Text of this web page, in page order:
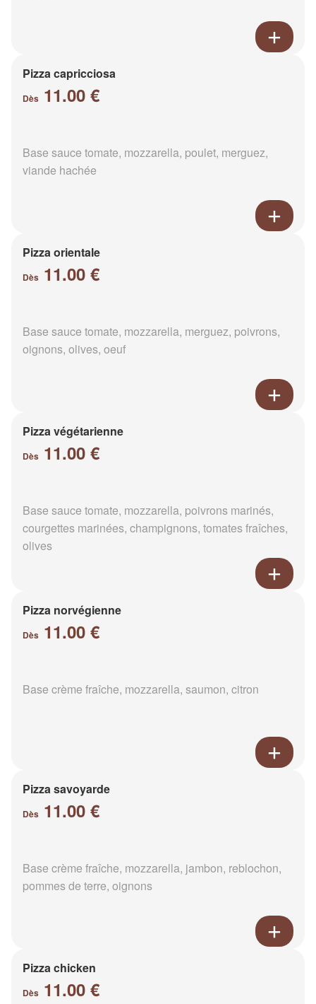
Pizza capricciosa
Dès 11.00 €
Base sauce tomate, mozzarella, poulet, merguez,
viande hachée
Pizza orientale
Dès 11.00 €
Base sauce tomate, mozzarella, merguez, poivrons,
oignons, olives, oeuf
Pizza végétarienne
Dès 11.00 €
Base sauce tomate, mozzarella, poivrons marinés,
courgettes marinées, champignons, tomates fraîches,
olives
Pizza norvégienne
Dès 11.00 €
Base crème fraîche, mozzarella, saumon, citron
Pizza savoyarde
Dès 11.00 €
Base crème fraîche, mozzarella, jambon, reblochon,
pommes de terre, oignons
Pizza chicken
Dès 11.00 €